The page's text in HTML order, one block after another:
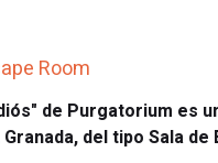
Room
de Purgatorium es
del tipo Sala de